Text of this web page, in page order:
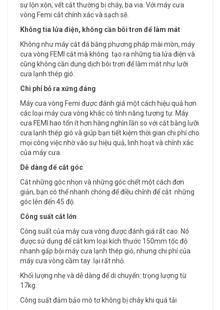
sự lộn xộn, vết cắt thường bị cháy, ba via. Với máy cưa
vòng Femi cắt chính xác và sạch sẽ.
Không tia lửa điện, không cần bôi trơn để làm mát
Không như máy cắt đá bằng phương pháp mài mòn, máy
cưa vòng FEMI cắt mà không tạo ra những tia lửa điện và
cũng không cần dung dịch bôi trơn để làm mát như lưỡi
cưa lạnh thép gió.
Chi phí bỏ ra xứng đáng
Máy cưa vòng Femi được đánh giá một cách hiệu quả hơn
các loại máy cưa vòng khác có tính năng tương tự. Máy
cưa FEMI hao tổn ít hơn hàng nghìn lần so với cắt bằng lưỡi
cưa lạnh thép gió và giúp bạn tiết kiệm thời gian chi phí cho
mọi công việc nhờ vào sự hiệu quả, linh hoạt và chính xác
của máy cưa.
Dễ dàng để cắt góc
Cắt những góc nhọn và những góc chết một cách đơn
giản, bạn có thể nhanh chóng để điều chỉnh để cắt những
góc lên đến 45 độ.
Công suất cắt lớn
Công suất của máy cưa vòng được đánh giá rất cao. Nó
được sử dụng để cắt kim loại kích thước 150mm tốc độ
nhanh gấp bội máy cưa lạnh thép gió, nhưng chi phí của
máy cưa vòng cầm tay lại rất nhỏ.
Khối lượng nhẹ và dễ dàng để di chuyển: trọng lượng từ
17kg.
Công suất đảm bảo mô tơ không bị cháy khi quá tải